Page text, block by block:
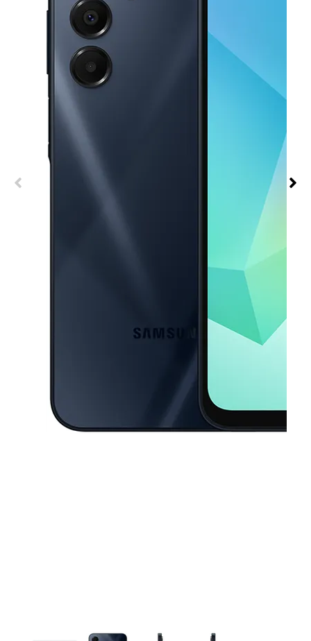
This carousel contains a column of small thumbnails. Selecting a